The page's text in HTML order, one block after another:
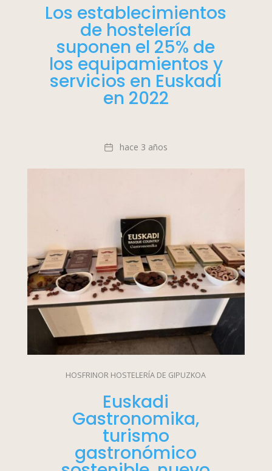
Los establecimientos
de hostelería
suponen el 25% de
los equipamientos y
servicios en Euskadi
en 2022
Fechahace 3 años
HOSFRINOR HOSTELERÍA DE GIPUZKOA
Euskadi
Gastronomika,
turismo
gastronómico